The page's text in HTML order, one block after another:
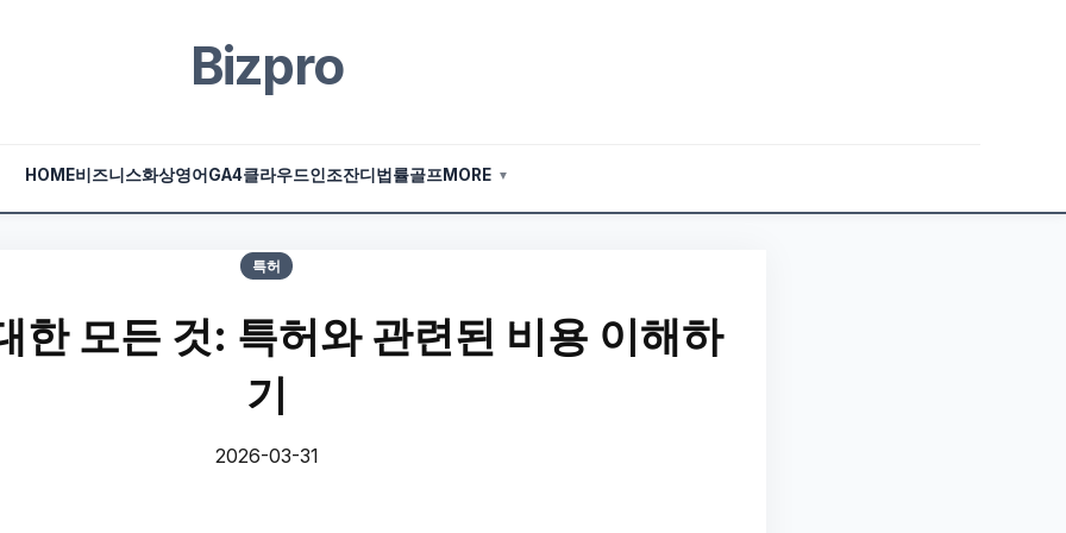
Bizpro
HOME비즈니스화상영어 GA4클라우드인조잔디 법률골프MORE ▼
특허
한 모든 것: 특허와 관련된 비용 이해하
기
2026-03-31